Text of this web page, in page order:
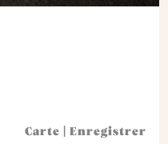
Carte Enregistrer